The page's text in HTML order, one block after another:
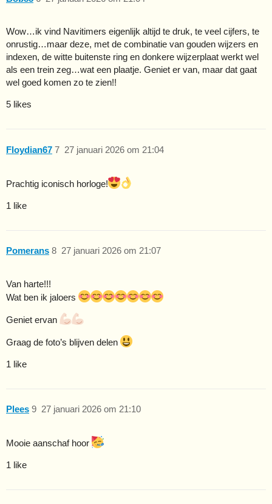
Wow…ik vind Navitimers eigenlijk altijd te druk, te veel cijfers, te
onrustig…maar deze, met de combinatie van gouden wijzers en
indexen, de witte buitenste ring en donkere wijzerplaat werkt wel
als een trein zeg…wat een plaatje. Geniet er van, maar dat gaat
wel goed komen zo te zien!!
5 likes
Floydian67 27 januari 2026 om 21:04
7
Prachtig iconisch horloge!
1 like
Pomerans 27 januari 2026 om 21:07
8
Van harte!!!
Wat ben ik jaloers
Geniet ervan
Graag de foto’s blijven delen
1 like
Plees 27 januari 2026 om 21:10
9
Mooie aanschaf hoor
1 like